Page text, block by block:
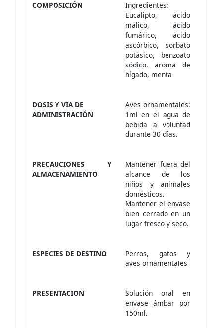
COMPOSICIÓN
Ingredientes:
Eucalipto, ácido
málico, ácido
fumárico, ácido
ascórbico, sorbato
potásico, benzoato
sódico, aroma de
hígado, menta
DOSIS Y VIA DE
ADMINISTRACIÓN
Aves ornamentales:
1ml en el agua de
bebida a voluntad
durante 30 días.
PRECAUCIONES Y
ALMACENAMIENTO
Mantener fuera del
alcance de los
niños y animales
domésticos.
Mantener el envase
bien cerrado en un
lugar fresco y seco.
ESPECIES DE DESTINO
Perros, gatos y
aves ornamentales
PRESENTACION
Solución oral en
envase ámbar por
150ml.